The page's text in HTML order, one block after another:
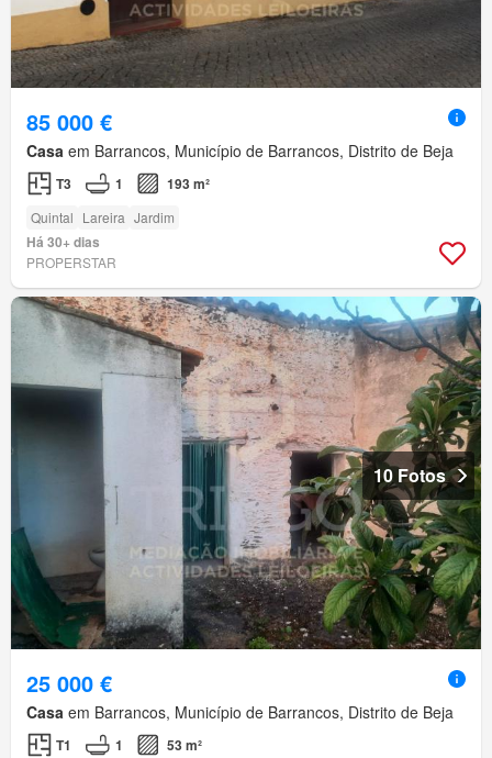
85 000 €
Casa em Barrancos, Município de Barrancos, Distrito de Beja
T3 1 193 m²
Quintal Lareira Jardim
Há 30+ dias
PROPERSTAR
10 Fotos
25 000 €
Casa em Barrancos, Município de Barrancos, Distrito de Beja
T1 1 53 m²